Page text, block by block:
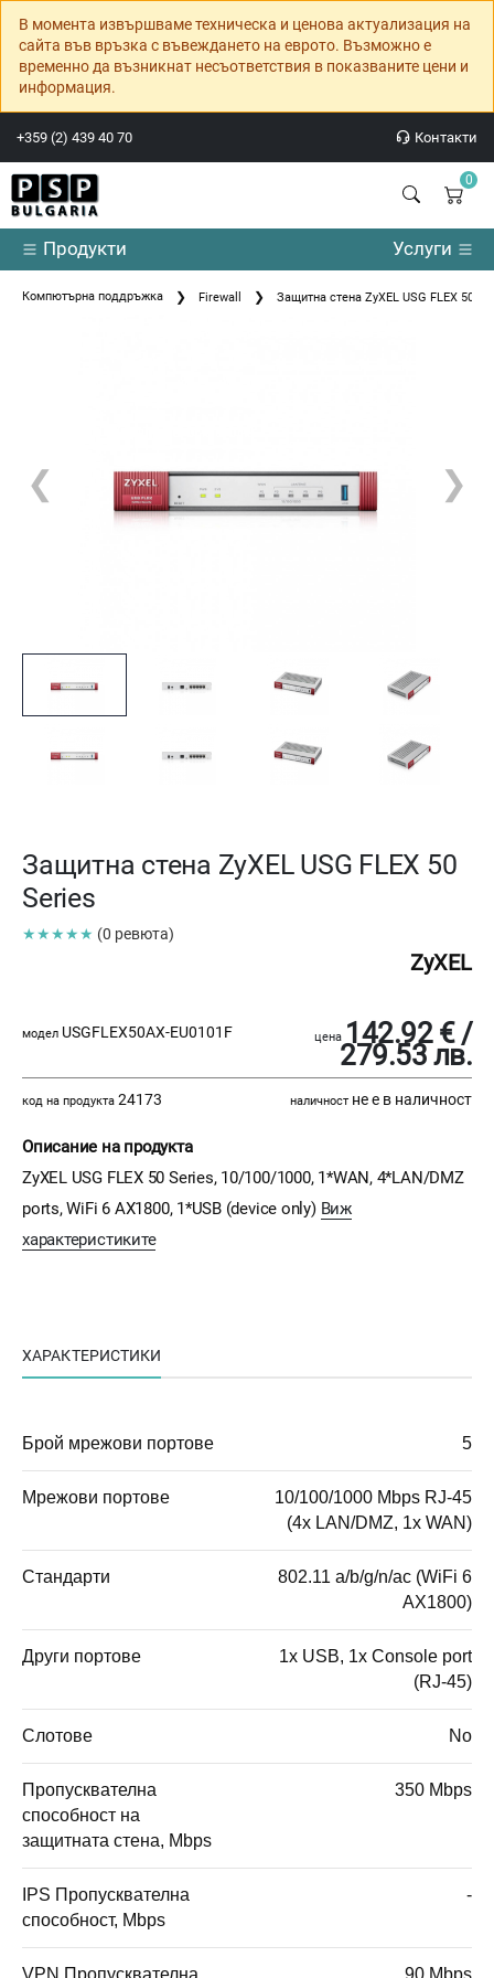
В момента извършваме техническа и ценова актуализация на
сайта във връзка с въвеждането на еврото. Възможно е
временно да възникнат несъответствия в показваните цени и
информация.
+359 (2) 439 40 70 Контакти
0
Продукти Услуги
Компютърна поддръжка Firewall Защитна стена ZyXEL USG FLEX 50
❮ ❯
Защитна стена ZyXEL USG FLEX 50
Series
★★★★★ (0 ревюта)
ZyXEL
модел USGFLEX50AX-EU0101F цена 142.92 € /
279.53 лв.
код на продукта 24173 наличност не е в наличност
Описание на продукта
ZyXEL USG FLEX 50 Series, 10/100/1000, 1*WAN, 4*LAN/DMZ
ports, WiFi 6 AX1800, 1*USB (device only) Виж
характеристиките
ХАРАКТЕРИСТИКИ
Брой мрежови портове 5
Мрежови портове
10/100/1000 Mbps RJ-45
(4x LAN/DMZ, 1x WAN)
Стандарти
802.11 a/b/g/n/ac (WiFi 6
AX1800)
Други портове
1x USB, 1x Console port
(RJ-45)
Слотове No
Пропусквателна
способност на
защитната стена, Mbps
350 Mbps
IPS Пропусквателна
способност, Mbps
-
VPN Пропусквателна 90 Mbps